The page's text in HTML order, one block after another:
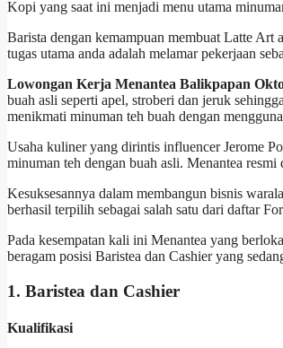
Kopi yang saat ini menjadi menu utama
Barista dengan kemampuan membuat Latte
tugas utama anda adalah melamar pekerjaan
Lowongan Kerja Menantea Balikpapan
buah asli seperti apel, stroberi dan jeruk
menikmati minuman teh buah dengan
Usaha kuliner yang dirintis influencer Jerome
minuman teh dengan buah asli. Menantea
Kesuksesannya dalam membangun bisnis
berhasil terpilih sebagai salah satu dari daftar
Pada kesempatan kali ini Menantea yang
beragam posisi Baristea dan Cashier yang
1. Baristea dan Cashier
Kualifikasi